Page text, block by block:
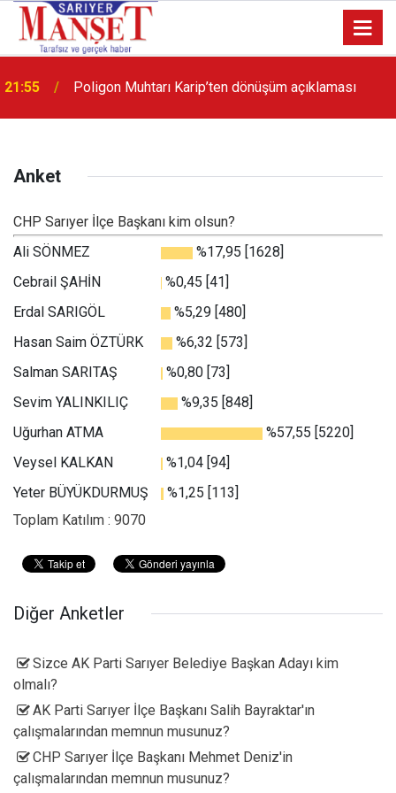
21:55 Poligon Muhtarı Karip’ten dönüşüm açıklaması
Anket
CHP Sarıyer İlçe Başkanı kim olsun?
Ali SÖNMEZ
%17,95 [1628]
Cebrail ŞAHİN
%0,45 [41]
Erdal SARIGÖL
%5,29 [480]
Hasan Saim ÖZTÜRK
%6,32 [573]
Salman SARITAŞ
%0,80 [73]
Sevim YALINKILIÇ
%9,35 [848]
Uğurhan ATMA
%57,55 [5220]
Veysel KALKAN
%1,04 [94]
Yeter BÜYÜKDURMUŞ
%1,25 [113]
Toplam Katılım : 9070
Diğer Anketler
Sizce AK Parti Sarıyer Belediye Başkan Adayı kim
olmalı?
AK Parti Sarıyer İlçe Başkanı Salih Bayraktar'ın
çalışmalarından memnun musunuz?
CHP Sarıyer İlçe Başkanı Mehmet Deniz'in
çalışmalarından memnun musunuz?